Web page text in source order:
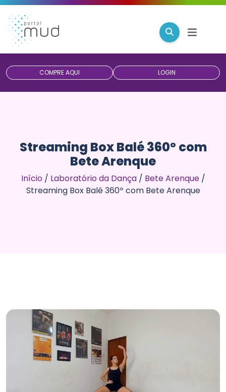
COMPRE AQUI LOGIN
Streaming Box Balé 360º com
Bete Arenque
Início/ Laboratório da Dança/ Bete Arenque/
Streaming Box Balé 360º com Bete Arenque